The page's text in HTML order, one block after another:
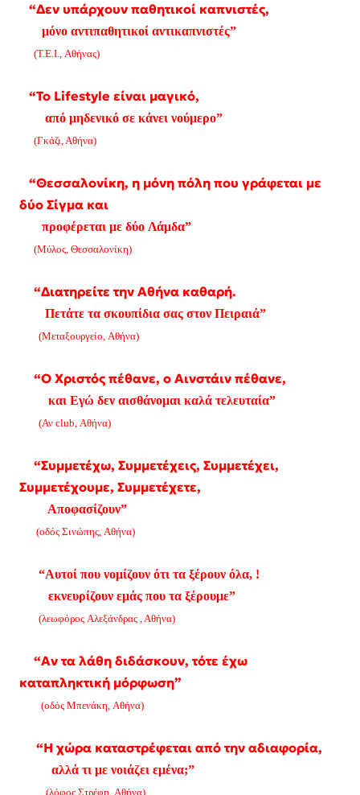
“Δεν υπάρχουν παθητικοί καπνιστές,
μόνο αντιπαθητικοί αντικαπνιστές”
(Τ.Ε.Ι., Αθήνας)
“Το Lifestyle είναι μαγικό,
από μηδενικό σε κάνει νούμερο”
(Γκάζι, Αθήνα)
“Θεσσαλονίκη, η μόνη πόλη που γράφεται με
δύο Σίγμα και
προφέρεται με δύο Λάμδα”
(Μύλος, Θεσσαλονίκη)
“Διατηρείτε την Αθήνα καθαρή.
Πετάτε τα σκουπίδια σας στον Πειραιά”
(Μεταξουργείο, Αθήνα)
“Ο Χριστός πέθανε, ο Αινστάιν πέθανε,
και Εγώ δεν αισθάνομαι καλά τελευταία”
(Αν club, Αθήνα)
“Συμμετέχω, Συμμετέχεις, Συμμετέχει,
Συμμετέχουμε, Συμμετέχετε,
Αποφασίζουν”
(οδός Σινώπης, Αθήνα)
“Αυτοί που νομίζουν ότι τα ξέρουν όλα, !
εκνευρίζουν εμάς που τα ξέρουμε”
(λεωφόρος Αλεξάνδρας , Αθήνα)
“Αν τα λάθη διδάσκουν, τότε έχω
καταπληκτική μόρφωση”
(οδός Μπενάκη, Αθήνα)
“Η χώρα καταστρέφεται από την αδιαφορία,
αλλά τι με νοιάζει εμένα;”
(λόφος Στρέφη, Αθήνα)